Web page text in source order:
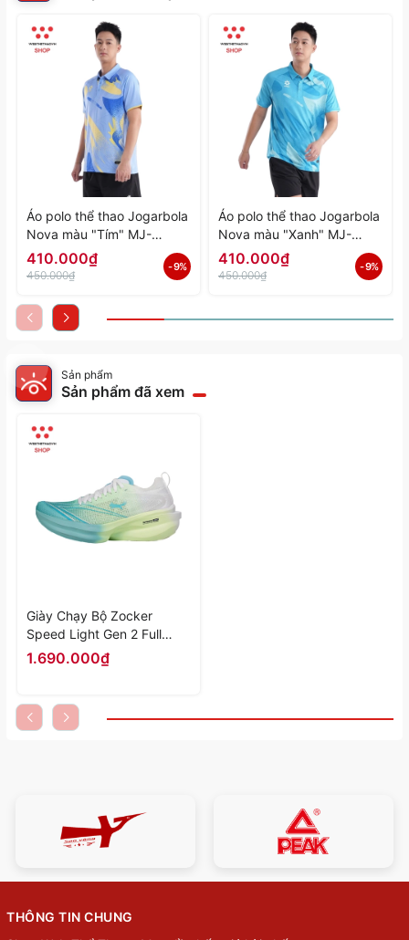
Áo polo thể thao Jogarbola
Nova màu "Tím" MJ-
A4197-04 - Hàng Chính
Hãng
410.000₫
450.000₫
- 9%
Áo polo thể thao Jogarbola
Nova màu "Xanh" MJ-
A4197-03 - Hàng Chính
Hãng
410.000₫
450.000₫
- 9%
Sản phẩm
Sản phẩm đã xem
Giày Chạy Bộ Zocker
Speed Light Gen 2 Full
Carbon "Trắng Xanh" Z-
SLG2-03 - Hàng Chính
1.690.000₫
THÔNG TIN CHUNG